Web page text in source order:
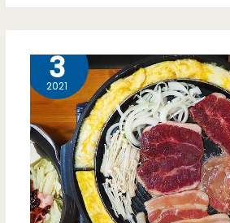
滿
的
蔥
花
惹
人
美
食-
巴
適
經
3
2021